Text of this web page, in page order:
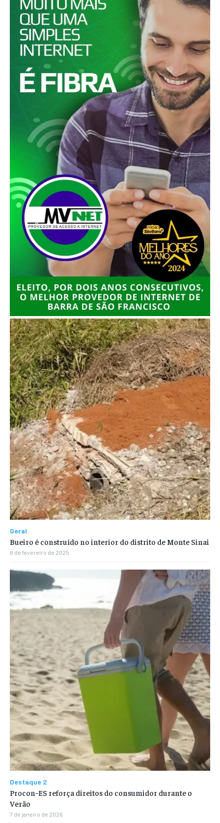
Geral
Bueiro é construído no interior do distrito de Monte Sinai
6 de fevereiro de 2025
Destaque 2
Procon-ES reforça direitos do consumidor durante o
Verão
7 de janeiro de 2026